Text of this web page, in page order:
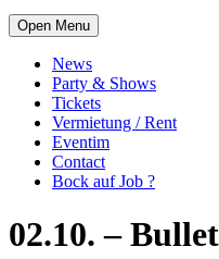
Open Menu
News
Party & Shows
Tickets
Vermietung / Rent
Eventim
Contact
Bock auf Job ?
02.10. –